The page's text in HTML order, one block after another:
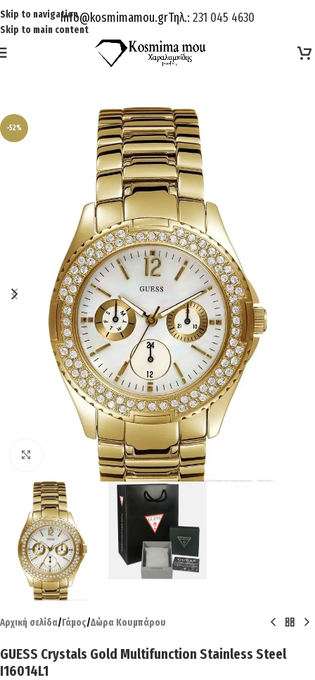
Skip to navigation
Skip to main content
Info@kosmimamou.grΤηλ.: 231 045 4630
-52%
Click to enlarge
Αρχική σελίδα/Γάμος/Δώρα Κουμπάρου
GUESS Crystals Gold Multifunction Stainless Steel
I16014L1